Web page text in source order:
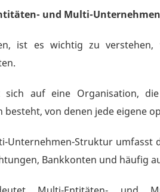
und Multi-
ist es wichtig zu verstehen,
sich auf eine Organisation,
von denen jede eigene
Unternehmen-Struktur umfasst
Bankkonten und häufig